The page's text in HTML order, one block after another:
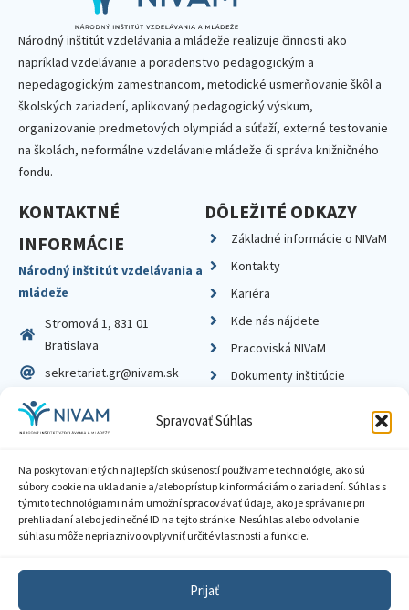
Spravovať Súhlas
Na poskytovanie tých najlepších skúseností používame technológie, ako sú
súbory cookie na ukladanie a/alebo prístup k informáciám o zariadení. Súhlas s
týmito technológiami nám umožní spracovávať údaje, ako je správanie pri
prehliadaní alebo jedinečné ID na tejto stránke. Nesúhlas alebo odvolanie
súhlasu môže nepriaznivo ovplyvniť určité vlastnosti a funkcie.
Prijať
Národný inštitút vzdelávania a mládeže realizuje činnosti ako
napríklad vzdelávanie a poradenstvo pedagogickým a
nepedagogickým zamestnancom, metodické usmerňovanie škôl a
školských zariadení, aplikovaný pedagogický výskum,
organizovanie predmetových olympiád a súťaží, externé testovanie
na školách, neformálne vzdelávanie mládeže či správa knižničného
fondu.
KONTAKTNÉ
INFORMÁCIE
Národný inštitút vzdelávania a
mládeže
Stromová 1, 831 01
Bratislava
sekretariat.gr@nivam.sk
IČO: 00164348
DIČ: 2020798714
DÔLEŽITÉ ODKAZY
Základné informácie o NIVaM
Kontakty
Kariéra
Kde nás nájdete
Pracoviská NIVaM
Dokumenty inštitúcie
Zásady ochrany súkromia
Sprístupnenie informácií